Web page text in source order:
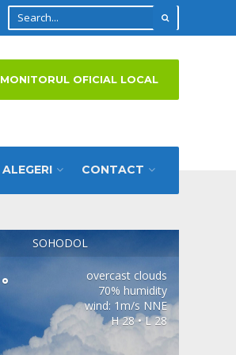
ALEGERI CONTACT
MONITORUL OFICIAL LOCAL
SOHODOL
°
overcast clouds
70% humidity
wind: 1m/s NNE
H 28 • L 28